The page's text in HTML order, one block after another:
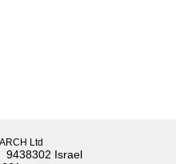
Ltd
9438302 Israel